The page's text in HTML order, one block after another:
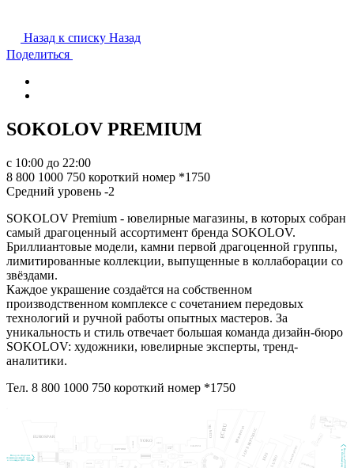
Назад к списку Назад
Поделиться
SOKOLOV PREMIUM
с 10:00 до 22:00
8 800 1000 750 короткий номер *1750
Средний уровень -2
SOKOLOV Premium - ювелирные магазины, в которых собран
самый драгоценный ассортимент бренда SOKOLOV.
Бриллиантовые модели, камни первой драгоценной группы,
лимитированные коллекции, выпущенные в коллаборации со
звёздами.
Каждое украшение создаётся на собственном
производственном комплексе с сочетанием передовых
технологий и ручной работы опытных мастеров. За
уникальность и стиль отвечает большая команда дизайн-бюро
SOKOLOV: художники, ювелирные эксперты, тренд-
аналитики.
Тел. 8 800 1000 750 короткий номер *1750
Вход со стороны
м. Охотный ряд
Вход со стороны
Александровского сада
и площади ЦВЗ "Манеж"
EUROSPAR
ВИШНЯ ФАРРИНИ
YOKO
SPORT
CALISTA
CONTE ECRU TERRANOVALOVE REPUBLIC
LUSIO
ELIS LAMODA SPORT
МАРМЕЛАД
SUPERSTEP
LORDA
ЧОК-ЧОК
СУВЕНИР